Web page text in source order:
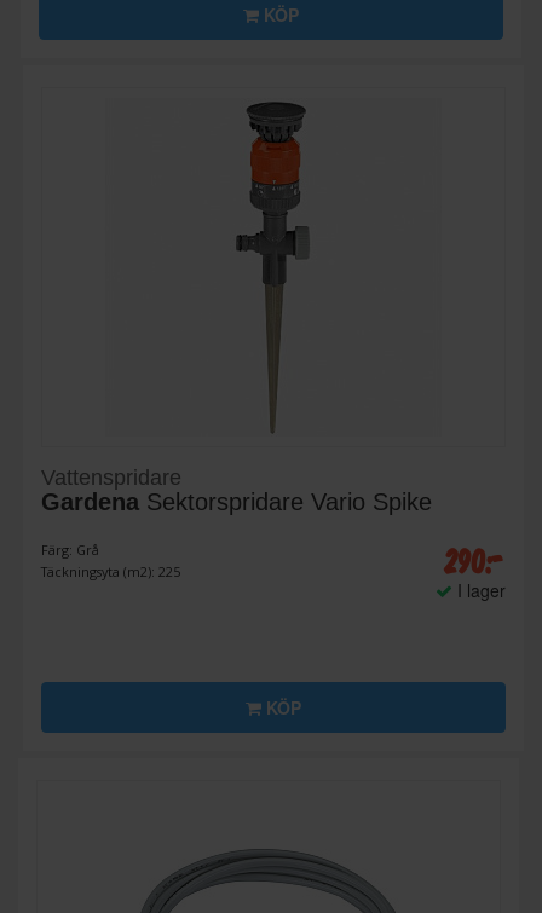
KÖP
Vattenspridare
Gardena Sektorspridare Vario Spike
Färg: Grå
Täckningsyta (m2): 225
290:-
I lager
KÖP